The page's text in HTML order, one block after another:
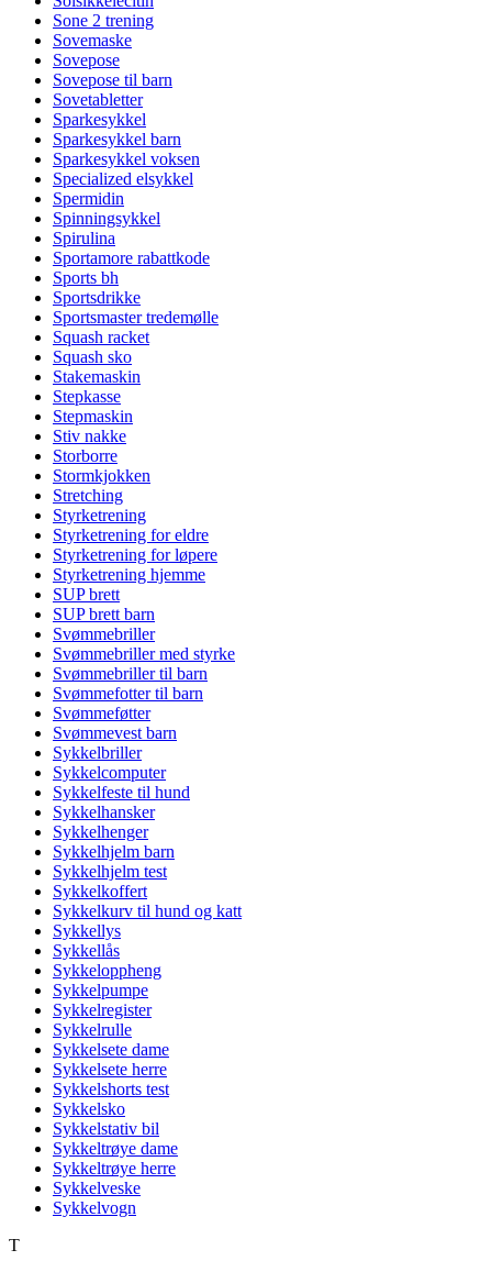
Sone 2 trening
Sovemaske
Sovepose
Sovepose til barn
Sovetabletter
Sparkesykkel
Sparkesykkel barn
Sparkesykkel voksen
Specialized elsykkel
Spermidin
Spinningsykkel
Spirulina
Sportamore rabattkode
Sports bh
Sportsdrikke
Sportsmaster tredemølle
Squash racket
Squash sko
Stakemaskin
Stepkasse
Stepmaskin
Stiv nakke
Storborre
Stormkjokken
Stretching
Styrketrening
Styrketrening for eldre
Styrketrening for løpere
Styrketrening hjemme
SUP brett
SUP brett barn
Svømmebriller
Svømmebriller med styrke
Svømmebriller til barn
Svømmefotter til barn
Svømmeføtter
Svømmevest barn
Sykkelbriller
Sykkelcomputer
Sykkelfeste til hund
Sykkelhansker
Sykkelhenger
Sykkelhjelm barn
Sykkelhjelm test
Sykkelkoffert
Sykkelkurv til hund og katt
Sykkellys
Sykkellås
Sykkeloppheng
Sykkelpumpe
Sykkelregister
Sykkelrulle
Sykkelsete dame
Sykkelsete herre
Sykkelshorts test
Sykkelsko
Sykkelstativ bil
Sykkeltrøye dame
Sykkeltrøye herre
Sykkelveske
Sykkelvogn
T